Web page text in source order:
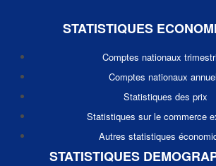
STATISTIQUES
Comptes nationaux
Comptes nationaux
Statistiques des prix
Statistiques sur le commerce
Autres statistiques
STATISTIQUES